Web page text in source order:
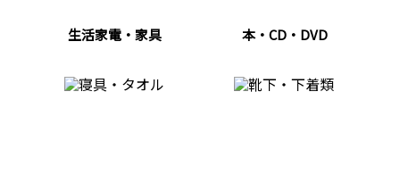
生活家電・家具 本・CD・DVD